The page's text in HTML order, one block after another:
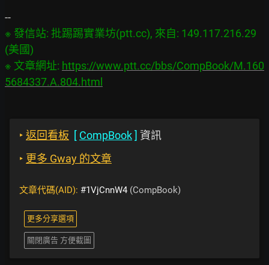
※ 發信站: 批踢踢實業坊(ptt.cc), 來自: 149.117.216.29
(美國)
※ 文章網址: https://www.ptt.cc/bbs/CompBook/M.160
5684337.A.804.html
‣ 返回看板 [ CompBook] 資訊
‣ 更多 Gway 的文章
文章代碼(AID): #1VjCnnW4 (CompBook)
更多分享選項
關閉廣告 方便截圖